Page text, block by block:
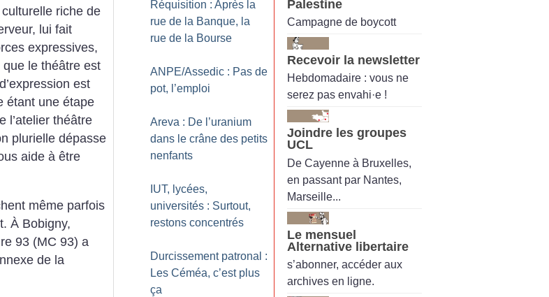
riche de
lui fait
expressives,
que le théâtre est
est
étant une étape
l’atelier théâtre
plurielle dépasse
aide à être
même parfois
À Bobigny,
93 (MC 93) a
de la
Réquisition : Après la
rue de la Banque, la
rue de la Bourse
ANPE/Assedic : Pas de
pot, l’emploi
Areva : De l’uranium
dans le crâne des petits
nenfants
IUT, lycées,
universités : Surtout,
restons concentrés
Durcissement patronal :
Les Céméa, c’est plus
ça
Palestine
Campagne de boycott
Recevoir la newsletter
Hebdomadaire : vous ne
serez pas envahi·e !
Joindre les groupes
UCL
De Cayenne à Bruxelles,
en passant par Nantes,
Marseille...
Le mensuel
Alternative libertaire
s’abonner, accéder aux
archives en ligne.